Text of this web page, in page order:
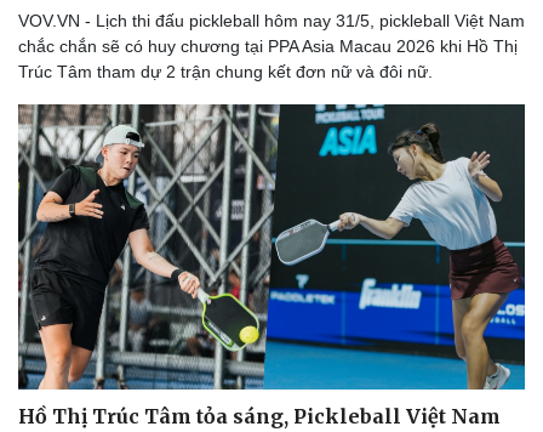
VOV.VN - Lịch thi đấu pickleball hôm nay 31/5, pickleball Việt Nam
chắc chắn sẽ có huy chương tại PPA Asia Macau 2026 khi Hồ Thị
Trúc Tâm tham dự 2 trận chung kết đơn nữ và đôi nữ.
Hồ Thị Trúc Tâm tỏa sáng, Pickleball Việt Nam